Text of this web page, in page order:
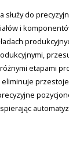
służy do
i
etapami